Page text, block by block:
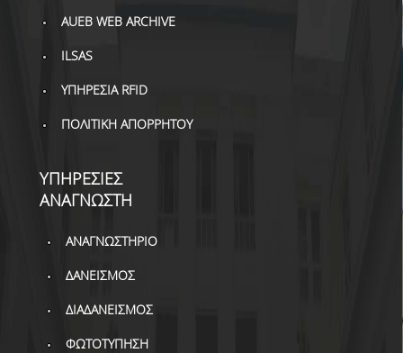
AUEB WEB ARCHIVE
ILSAS
ΥΠΗΡΕΣΙΑ RFID
ΠΟΛΙΤΙΚΗ ΑΠΟΡΡΗΤΟΥ
ΥΠΗΡΕΣΙΕΣ
ΑΝΑΓΝΩΣΤΗ
ΑΝΑΓΝΩΣΤΗΡΙΟ
ΔΑΝΕΙΣΜΟΣ
ΔΙΑΔΑΝΕΙΣΜΟΣ
ΦΩΤΟΤΥΠΗΣΗ